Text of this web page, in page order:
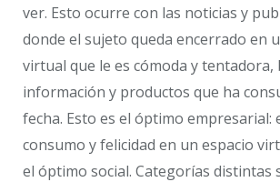
ver. Esto ocurre con las noticias y
donde el sujeto queda encerrado en
virtual que le es cómoda y tentadora,
información y productos que ha
fecha. Esto es el óptimo empresarial:
consumo y felicidad en un espacio
el óptimo social. Categorías distintas